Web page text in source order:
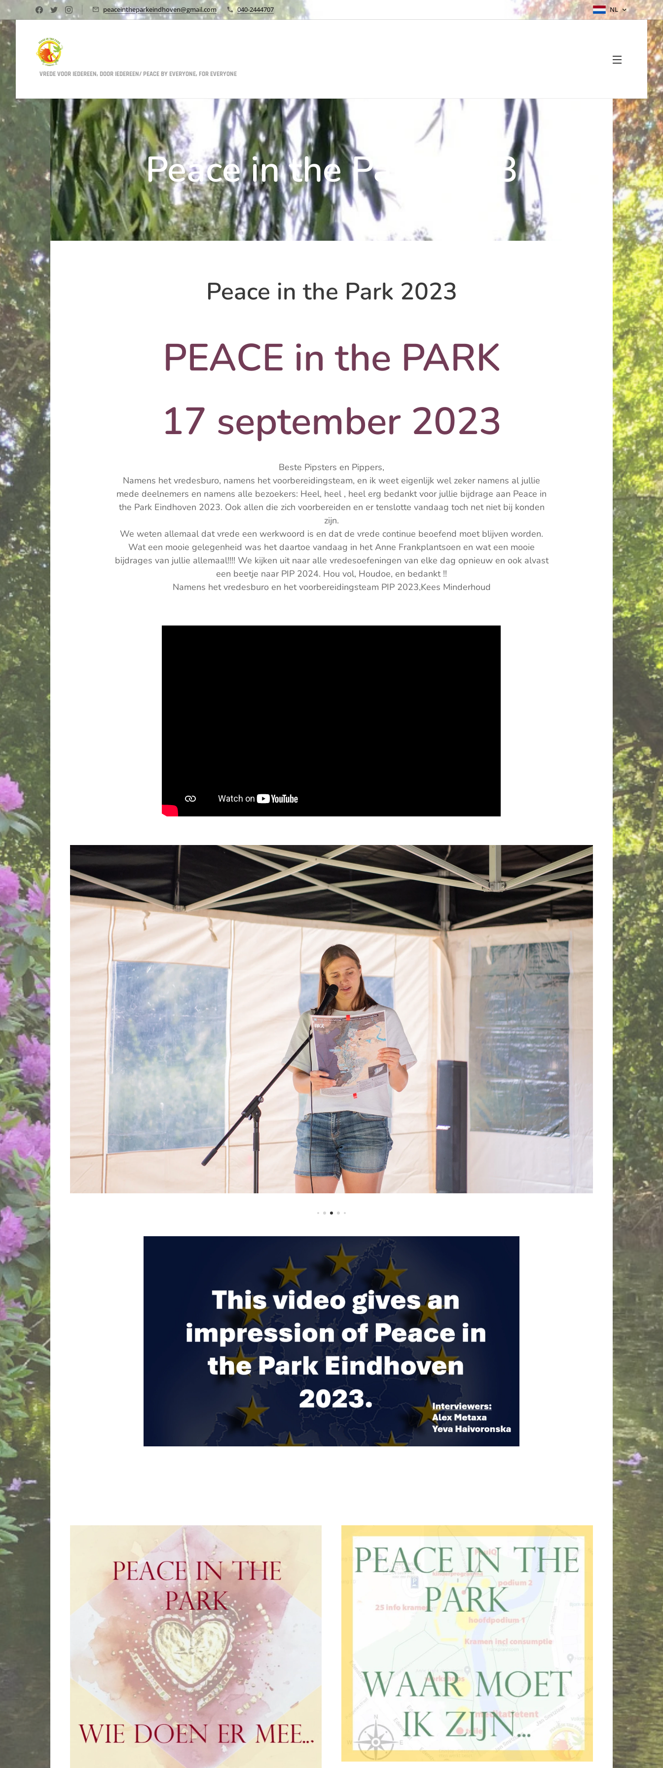
peaceintheparkeindhoven@gmail.com 040-2444707 NL
VREDE VOOR IEDEREEN, DOOR IEDEREEN/ PEACE BY EVERYONE, FOR EVERYONE
Peace in the Park 2023
Peace in the Park 2023
PEACE in the PARK
17 september 2023
Beste Pipsters en Pippers,
Namens het vredesburo, namens het voorbereidingsteam, en ik weet eigenlijk wel zeker namens al jullie
mede deelnemers en namens alle bezoekers: Heel, heel , heel erg bedankt voor jullie bijdrage aan Peace in
the Park Eindhoven 2023. Ook allen die zich voorbereiden en er tenslotte vandaag toch net niet bij konden
zijn.
We weten allemaal dat vrede een werkwoord is en dat de vrede continue beoefend moet blijven worden.
Wat een mooie gelegenheid was het daartoe vandaag in het Anne Frankplantsoen en wat een mooie
bijdrages van jullie allemaal!!!! We kijken uit naar alle vredesoefeningen van elke dag opnieuw en ook alvast
een beetje naar PIP 2024. Hou vol, Houdoe, en bedankt !!
Namens het vredesburo en het voorbereidingsteam PIP 2023,Kees Minderhoud